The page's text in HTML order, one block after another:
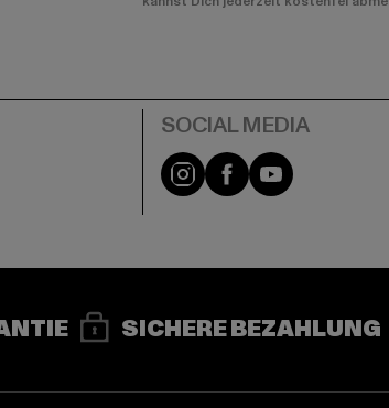
Instagram
FacebookYouTube
SICHERE BEZAHLUNG